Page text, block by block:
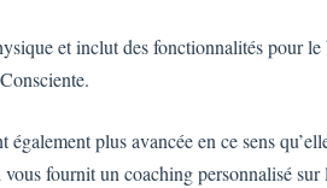
et inclut des fonctionnalités pour
plus avancée en ce sens
fournit un coaching personnalisé